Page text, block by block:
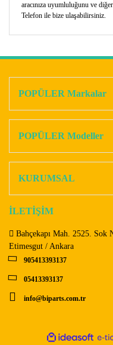
aracınıza uyumluluğunu ve
Telefon ile bize ulaşabilirsiniz.
Ürün açıklamasında
Bu ürüne benzer farklı
POPÜLER Markalar
POPÜLER Modeller
KURUMSAL
İLETİŞİM
Bahçekapı Mah. 2525. Sok
Etimesgut / Ankara
905413393137
05413393137
info@biparts.com.tr